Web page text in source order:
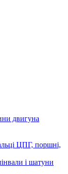
двигуна
ЦПГ, поршні,
і шатуни